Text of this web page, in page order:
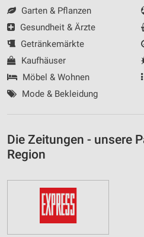
Garten & Pflanzen
Gesundheit & Ärzte
Getränkemärkte
Kaufhäuser
Möbel & Wohnen
Mode & Bekleidung
Die Zeitungen - unsere
Region